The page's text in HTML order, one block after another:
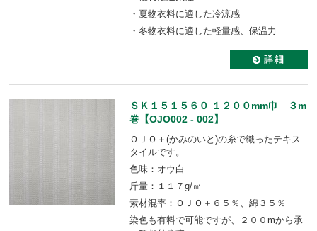
・夏物衣料に適した冷涼感
・冬物衣料に適した軽量感、保温力
ＳＫ１５１５６０ １２００mm巾 ３m
巻【OJO002 - 002】
ＯＪＯ＋(かみのいと)の糸で織ったテキス
タイルです。
色味：オウ白
斤量：１１７g/㎡
素材混率：ＯＪＯ＋６５％、綿３５％
染色も有料で可能ですが、２００mから承